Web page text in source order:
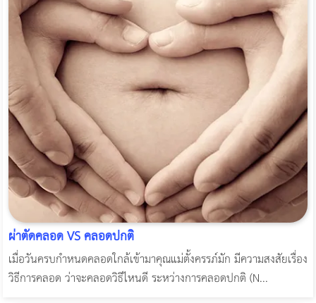
ผ่าตัดคลอด VS คลอดปกติ
เมื่อวันครบกำหนดคลอดใกล้เข้ามาคุณแม่ตั้งครรภ์มัก มีความสงสัยเรื่อง
วิธีการคลอด ว่าจะคลอดวิธีไหนดี ระหว่างการคลอดปกติ (N...